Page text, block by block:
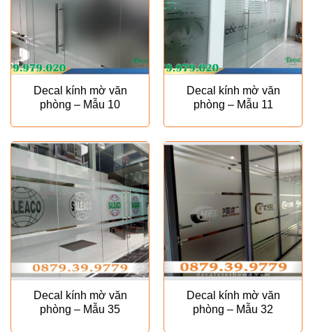
Decal kính mờ văn
phòng – Mẫu 10
Decal kính mờ văn
phòng – Mẫu 11
Decal kính mờ văn
phòng – Mẫu 35
Decal kính mờ văn
phòng – Mẫu 32